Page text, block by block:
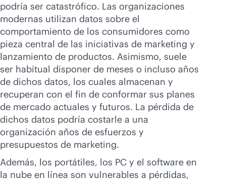
podría ser catastrófico. Las organizaciones
modernas utilizan datos sobre el
comportamiento de los consumidores como
pieza central de las iniciativas de marketing y
lanzamiento de productos. Asimismo, suele
ser habitual disponer de meses o incluso años
de dichos datos, los cuales almacenan y
recuperan con el fin de conformar sus planes
de mercado actuales y futuros. La pérdida de
dichos datos podría costarle a una
organización años de esfuerzos y
presupuestos de marketing.
Además, los portátiles, los PC y el software en
la nube en línea son vulnerables a pérdidas,